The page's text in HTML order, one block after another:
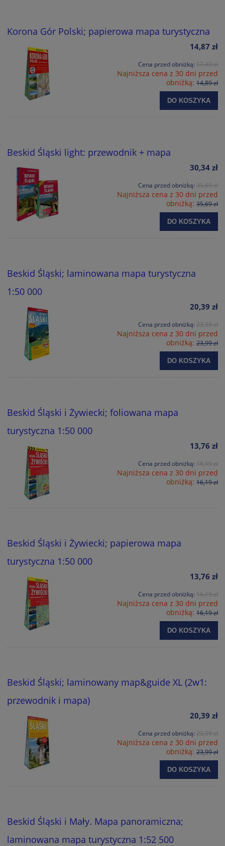
Korona Gór Polski; papierowa mapa turystyczna
14,87 zł
Cena przed obniżką: 17,49 zł
Najniższa cena z 30 dni przed
obniżką: 14,89 zł
DO KOSZYKA
Beskid Śląski light: przewodnik + mapa
30,34 zł
Cena przed obniżką: 35,69 zł
Najniższa cena z 30 dni przed
obniżką: 35,69 zł
DO KOSZYKA
Beskid Śląski; laminowana mapa turystyczna
1:50 000
20,39 zł
Cena przed obniżką: 23,99 zł
Najniższa cena z 30 dni przed
obniżką: 23,99 zł
DO KOSZYKA
Beskid Śląski i Żywiecki; foliowana mapa
turystyczna 1:50 000
13,76 zł
Cena przed obniżką: 16,19 zł
Najniższa cena z 30 dni przed
obniżką: 16,19 zł
Beskid Śląski i Żywiecki; papierowa mapa
turystyczna 1:50 000
13,76 zł
Cena przed obniżką: 16,19 zł
Najniższa cena z 30 dni przed
obniżką: 16,19 zł
DO KOSZYKA
Beskid Śląski; laminowany map&guide XL (2w1:
przewodnik i mapa)
20,39 zł
Cena przed obniżką: 23,99 zł
Najniższa cena z 30 dni przed
obniżką: 23,99 zł
DO KOSZYKA
Beskid Śląski i Mały. Mapa panoramiczna;
laminowana mapa turystyczna 1:52 500